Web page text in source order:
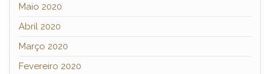
Maio 2020
Abril 2020
Março 2020
Fevereiro 2020